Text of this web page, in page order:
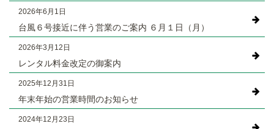
2026年6月1日
台風６号接近に伴う営業のご案内 ６月１日（月）
2026年3月12日
レンタル料金改定の御案内
2025年12月31日
年末年始の営業時間のお知らせ
2024年12月23日